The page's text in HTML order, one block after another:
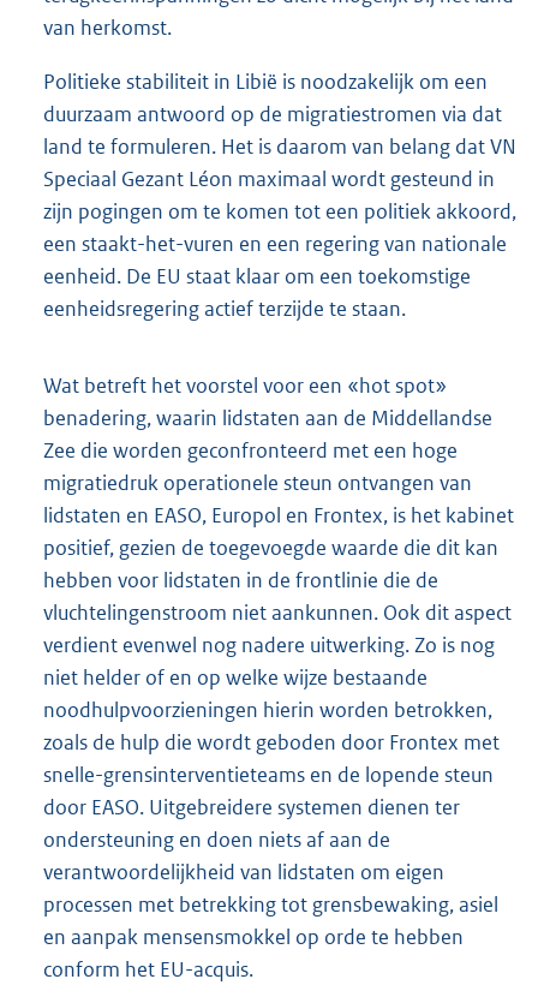
van herkomst.
Politieke stabiliteit in Libië is noodzakelijk om een
duurzaam antwoord op de migratiestromen via dat
land te formuleren. Het is daarom van belang dat VN
Speciaal Gezant Léon maximaal wordt gesteund in
zijn pogingen om te komen tot een politiek akkoord,
een staakt-het-vuren en een regering van nationale
eenheid. De EU staat klaar om een toekomstige
eenheidsregering actief terzijde te staan.
Wat betreft het voorstel voor een «hot spot»
benadering, waarin lidstaten aan de Middellandse
Zee die worden geconfronteerd met een hoge
migratiedruk operationele steun ontvangen van
lidstaten en EASO, Europol en Frontex, is het kabinet
positief, gezien de toegevoegde waarde die dit kan
hebben voor lidstaten in de frontlinie die de
vluchtelingenstroom niet aankunnen. Ook dit aspect
verdient evenwel nog nadere uitwerking. Zo is nog
niet helder of en op welke wijze bestaande
noodhulpvoorzieningen hierin worden betrokken,
zoals de hulp die wordt geboden door Frontex met
snelle-grensinterventieteams en de lopende steun
door EASO. Uitgebreidere systemen dienen ter
ondersteuning en doen niets af aan de
verantwoordelijkheid van lidstaten om eigen
processen met betrekking tot grensbewaking, asiel
en aanpak mensensmokkel op orde te hebben
conform het EU-acquis.